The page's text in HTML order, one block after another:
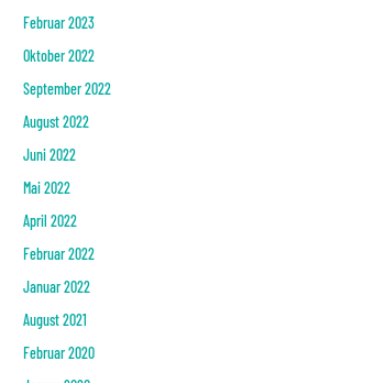
Februar 2023
Oktober 2022
September 2022
August 2022
Juni 2022
Mai 2022
April 2022
Februar 2022
Januar 2022
August 2021
Februar 2020